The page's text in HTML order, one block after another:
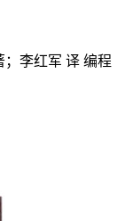
；李红军 译 编程